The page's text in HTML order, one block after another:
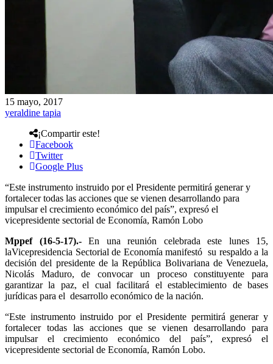
15 mayo, 2017
yeraldine tapia
¡Compartir este!
Facebook
Twitter
Google Plus
“Este instrumento instruido por el Presidente permitirá generar y
fortalecer todas las acciones que se vienen desarrollando para
impulsar el crecimiento económico del país”, expresó el
vicepresidente sectorial de Economía, Ramón Lobo
Mppef (16-5-17).-En una reunión celebrada este lunes 15,
laVicepresidencia Sectorial de Economía manifestó su respaldo a la
decisión del presidente de la República Bolivariana de Venezuela,
Nicolás Maduro, de convocar un proceso constituyente para
garantizar la paz, el cual facilitará el establecimiento de bases
jurídicas para el desarrollo económico de la nación.
“Este instrumento instruido por el Presidente permitirá generar y
fortalecer todas las acciones que se vienen desarrollando para
impulsar el crecimiento económico del país”, expresó el
vicepresidente sectorial de Economía, Ramón Lobo.